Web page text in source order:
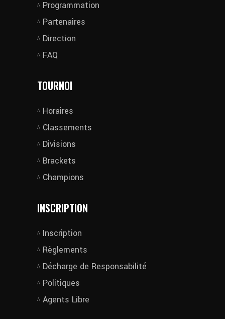
Programmation
Partenaires
Direction
FAQ
TOURNOI
Horaires
Classements
Divisions
Brackets
Champions
INSCRIPTION
Inscription
Règlements
Décharge de Responsabilité
Politiques
Agents Libre